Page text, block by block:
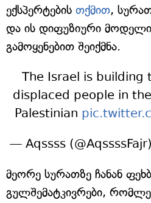
ექსპერტების თქმით,
და ის დიფუზიური
გამოყენებით შეიქმნა.
The Israel is building
displaced people in
Palestinian
— Aqssss (@AqssssFajr)
მეორე სურათზე ჩანან
გულშემატკივრები,